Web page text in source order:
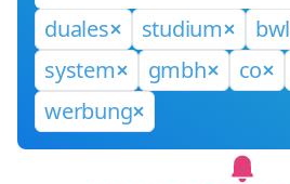
duales studium bwl
system
gmbh co
werbung